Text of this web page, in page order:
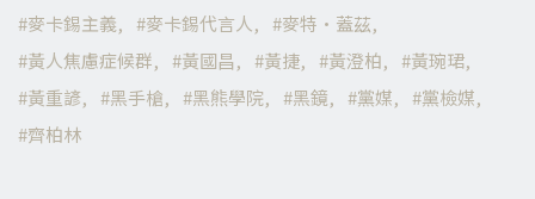
麥卡錫主義
麥卡錫代言人
麥特·蓋茲
黃人焦慮症候群
黃國昌 黃捷 黃澄柏
黃琬珺
黃重諺
黑手槍 黑熊學院 黑鏡 黨媒
黨檢媒
齊柏林